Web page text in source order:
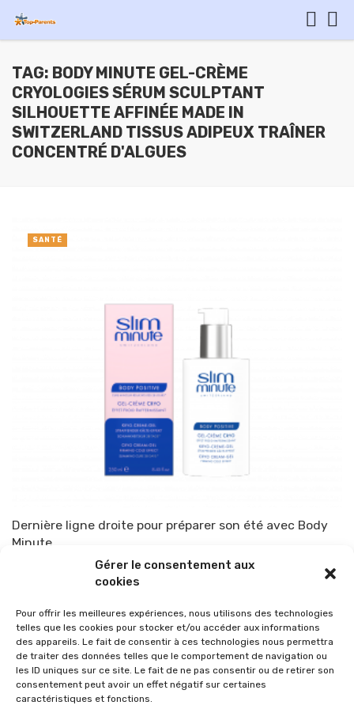
Gérer le consentement aux
cookies
Pour offrir les meilleures expériences, nous utilisons des technologies
telles que les cookies pour stocker et/ou accéder aux informations
des appareils. Le fait de consentir à ces technologies nous permettra
de traiter des données telles que le comportement de navigation ou
les ID uniques sur ce site. Le fait de ne pas consentir ou de retirer son
consentement peut avoir un effet négatif sur certaines
caractéristiques et fonctions.
TAG: BODY MINUTE GEL-CRÈME
CRYOLOGIES SÉRUM SCULPTANT
SILHOUETTE AFFINÉE MADE IN
SWITZERLAND TISSUS ADIPEUX TRAÎNER
CONCENTRÉ D'ALGUES
Dernière ligne droite pour préparer son été avec Body
Minute.
TOP-PARENTS 13 juillet 2022
SANTÉ